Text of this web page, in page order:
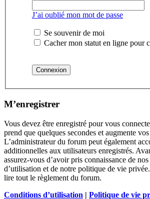
J’ai oublié mon mot de passe
Se souvenir de moi
Cacher mon statut en ligne pour
M’enregistrer
Vous devez être enregistré pour vous
prend que quelques secondes et augmente
L’administrateur du forum peut également
additionnelles aux utilisateurs enregistrés.
assurez-vous d’avoir pris connaissance de
d’utilisation et de notre politique de vie
lire tout le règlement du forum.
Conditions d’utilisation | Politique de vie